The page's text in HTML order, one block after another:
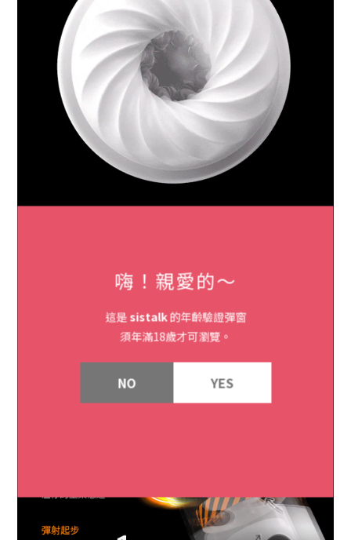
嗨！親愛的～
這是 sistalk的年齡驗證彈窗
須年滿18歲才可瀏覽。
NO YES